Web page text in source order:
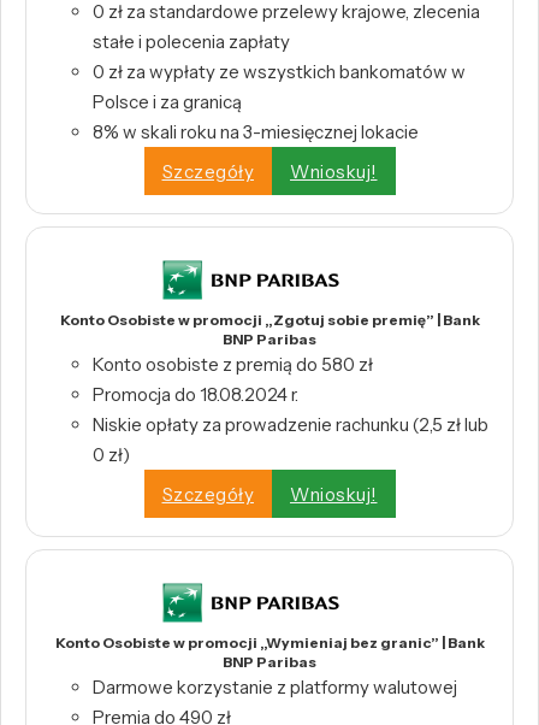
0 zł za standardowe przelewy krajowe, zlecenia
stałe i polecenia zapłaty
0 zł za wypłaty ze wszystkich bankomatów w
Polsce i za granicą
8% w skali roku na 3-miesięcznej lokacie
Szczegóły
Wnioskuj!
Konto Osobiste w promocji „Zgotuj sobie premię” | Bank
BNP Paribas
Konto osobiste z premią do 580 zł
Promocja do 18.08.2024 r.
Niskie opłaty za prowadzenie rachunku (2,5 zł lub
0 zł)
Szczegóły
Wnioskuj!
Konto Osobiste w promocji „Wymieniaj bez granic” | Bank
BNP Paribas
Darmowe korzystanie z platformy walutowej
Premia do 490 zł